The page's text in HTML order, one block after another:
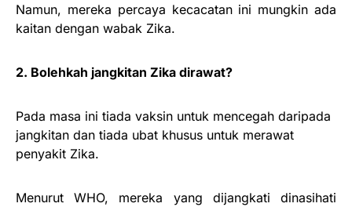
Namun, mereka percaya kecacatan ini mungkin ada
kaitan dengan wabak Zika.
2. Bolehkah jangkitan Zika dirawat?
Pada masa ini tiada vaksin untuk mencegah daripada
jangkitan dan tiada ubat khusus untuk merawat
penyakit Zika.
Menurut WHO, mereka yang dijangkati dinasihati